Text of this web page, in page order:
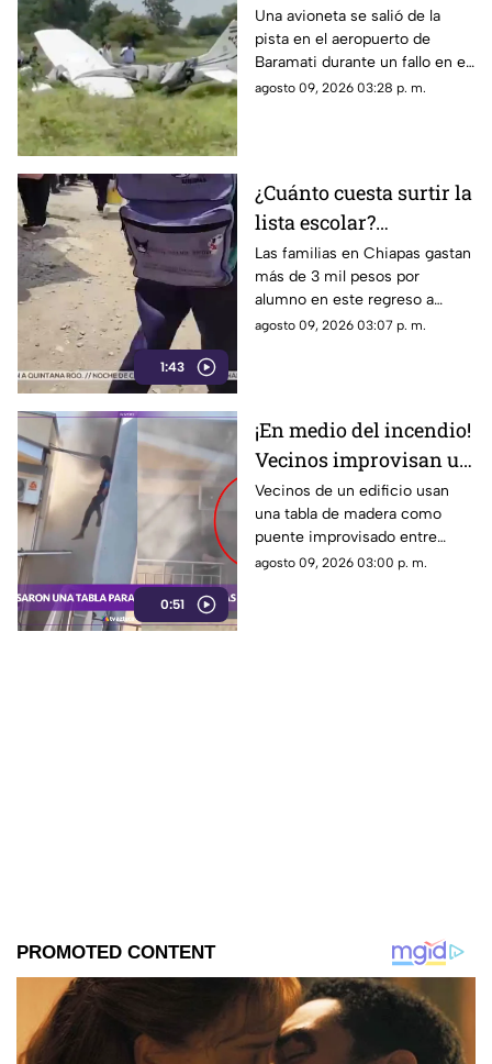
emergencia en India
(VIDEOS)
Una avioneta se salió de la
pista en el aeropuerto de
Baramati durante un fallo en el
aterrizaje, por lo que terminó
agosto 09, 2026 03:28 p. m.
1:43
¿Cuánto cuesta surtir la
lista escolar?
Chiapanecos gastan
más de 3 mil pesos por
alumno
Las familias en Chiapas gastan
más de 3 mil pesos por
alumno en este regreso a
clases. Descubre cómo
agosto 09, 2026 03:07 p. m.
0:51
¡En medio del incendio!
Vecinos improvisan un
puente de madera para
rescatar a atrapados
|VIDEO|
Vecinos de un edificio usan
una tabla de madera como
puente improvisado entre
balcones para rescatar a
agosto 09, 2026 03:00 p. m.